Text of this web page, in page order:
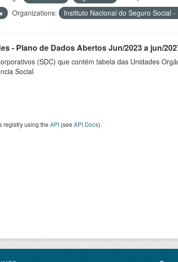
Organizations: Instituto Nacional do Seguro Social -
- Plano de Dados Abertos Jun/2023 a jun/
(SDC) que contém tabela das Unidades
Social
registry using the API (see API Docs).